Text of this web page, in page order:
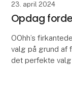
23. april 2024
Opdag
OOhh’s
valg på grund af
det perfekte